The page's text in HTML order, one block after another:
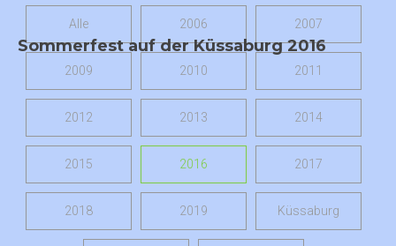
Alle 2006 2007
2009 2010 2011
2012 2013 2014
2015 2016 2017
2018 2019 Küssaburg
Sommerfest auf der Küssaburg 2016